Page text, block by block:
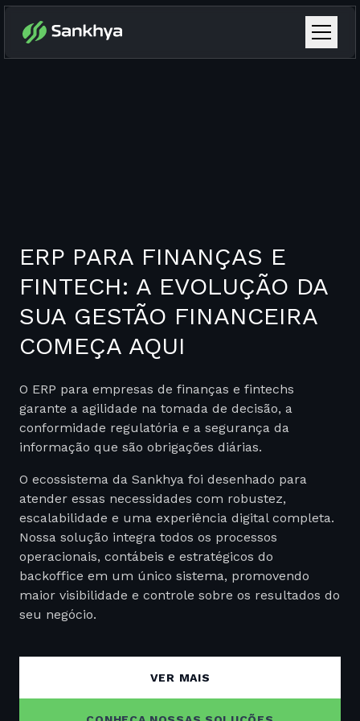
ERP PARA FINANÇAS E
FINTECH: A EVOLUÇÃO DA
SUA GESTÃO FINANCEIRA
COMEÇA AQUI
O ERP para empresas de finanças e fintechs
garante a agilidade na tomada de decisão, a
conformidade regulatória e a segurança da
informação que são obrigações diárias.
O ecossistema da Sankhya foi desenhado para
atender essas necessidades com robustez,
escalabilidade e uma experiência digital completa.
Nossa solução integra todos os processos
operacionais, contábeis e estratégicos do
backoffice em um único sistema, promovendo
maior visibilidade e controle sobre os resultados do
seu negócio.
para empresas financeiras e fintechs uma
VER MAIS